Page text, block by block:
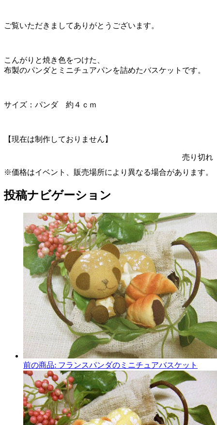
ご覧いただきましてありがとうございます。
こんがりと焼き色をつけた、
布製のパンダとミニチュアパンを詰めたバスケットです。
サイズ：パンダ 約４ｃｍ
【現在は制作しておりません】
売り切れ
※価格はイベント、販売場所により異なる場合があります。
投稿ナビゲーション
前の商品: フランスパンダのミニチュアバスケット